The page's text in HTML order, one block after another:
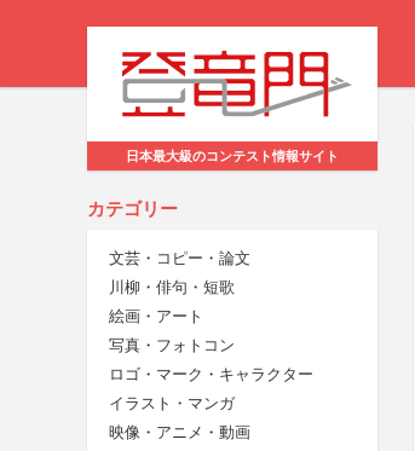
日本最大級のコンテスト情報サイト
カテゴリー
文芸・コピー・論文
川柳・俳句・短歌
絵画・アート
写真・フォトコン
ロゴ・マーク・キャラクター
イラスト・マンガ
映像・アニメ・動画